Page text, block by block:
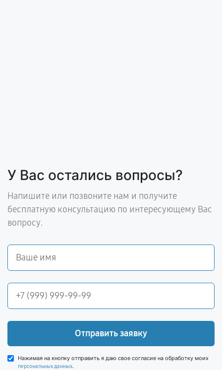
У Вас остались вопросы?
Напишите или позвоните нам и получите
бесплатную консультацию по интересующему Вас
вопросу.
Отправить заявку
Нажимая на кнопку отправить я даю свое согласие на обработку моих
персональных данных.